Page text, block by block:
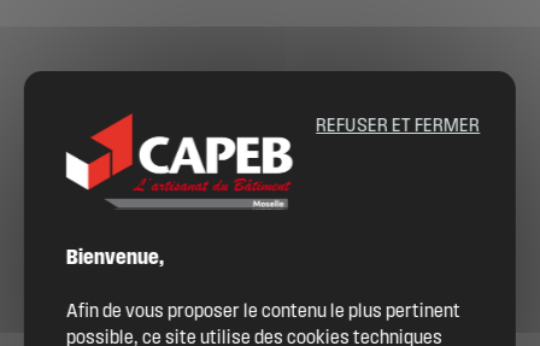
Bienvenue,
Afin de vous proposer le contenu le plus pertinent
possible, ce site utilise des cookies techniques
REFUSER ET FERMER